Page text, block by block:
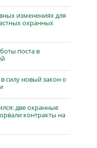
изменениях для
охранных
поста в
в силу новый закон о
две охранные
контракты на